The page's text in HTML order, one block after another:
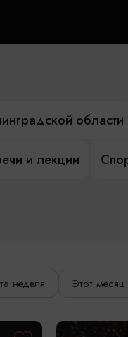
области
и лекции
неделя Этот месяц